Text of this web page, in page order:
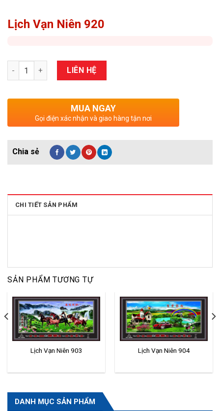
DANH MỤC SẢN PHẨM
Lịch Vạn Niên 920
Số lượng LIÊN HỆ
MUA NGAY
Gọi điện xác nhận và giao hàng tận nơi
CHI TIẾT SẢN PHẨM
SẢN PHẨM TƯƠNG TỰ
Lịch Vạn Niên 903 Lịch Vạn Niên 904